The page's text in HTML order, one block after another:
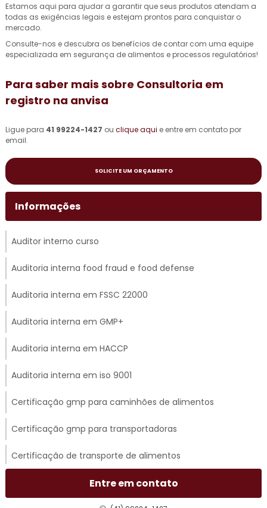
Estamos aqui para ajudar a garantir que seus produtos atendam a
todas as exigências legais e estejam prontos para conquistar o
mercado.
Consulte-nos e descubra os benefícios de contar com uma equipe
especializada em segurança de alimentos e processos regulatórios!
Para saber mais sobre Consultoria em
registro na anvisa
Ligue para 41 99224-1427 ou clique aqui e entre em contato por
email.
SOLICITE UM ORÇAMENTO
Informações
Auditor interno curso
Auditoria interna food fraud e food defense
Auditoria interna em FSSC 22000
Auditoria interna em GMP+
Auditoria interna em HACCP
Auditoria interna em iso 9001
Certificação gmp para caminhões de alimentos
Certificação gmp para transportadoras
Certificação de transporte de alimentos
Certificado gmp para transporte rodoviário
Entre em contato